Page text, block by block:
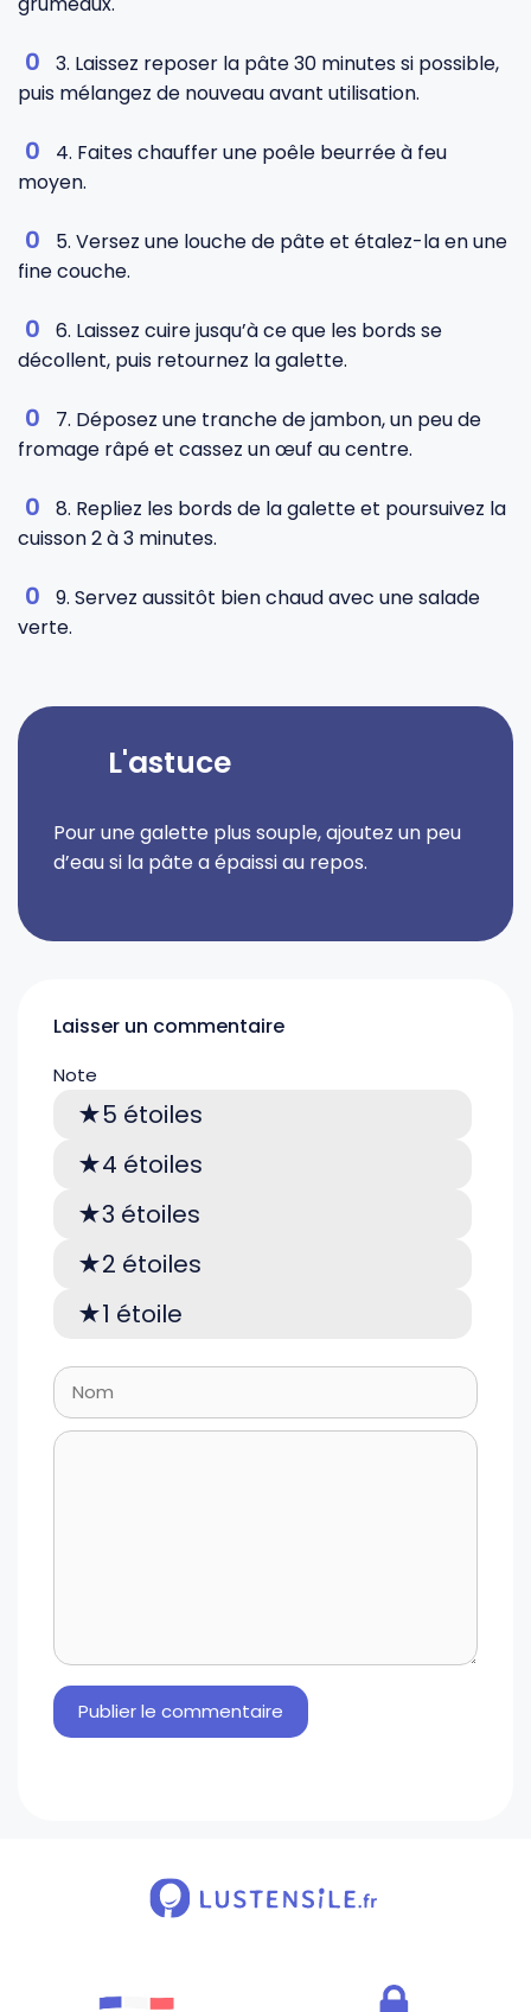
3. Laissez reposer la pâte 30 minutes si possible,
puis mélangez de nouveau avant utilisation.
4. Faites chauffer une poêle beurrée à feu
moyen.
5. Versez une louche de pâte et étalez-la en une
fine couche.
6. Laissez cuire jusqu’à ce que les bords se
décollent, puis retournez la galette.
7. Déposez une tranche de jambon, un peu de
fromage râpé et cassez un œuf au centre.
8. Repliez les bords de la galette et poursuivez la
cuisson 2 à 3 minutes.
9. Servez aussitôt bien chaud avec une salade
verte.
L'astuce
Pour une galette plus souple, ajoutez un peu
d’eau si la pâte a épaissi au repos.
Laisser un commentaire
Note
5 étoiles
4 étoiles
3 étoiles
2 étoiles
1 étoile